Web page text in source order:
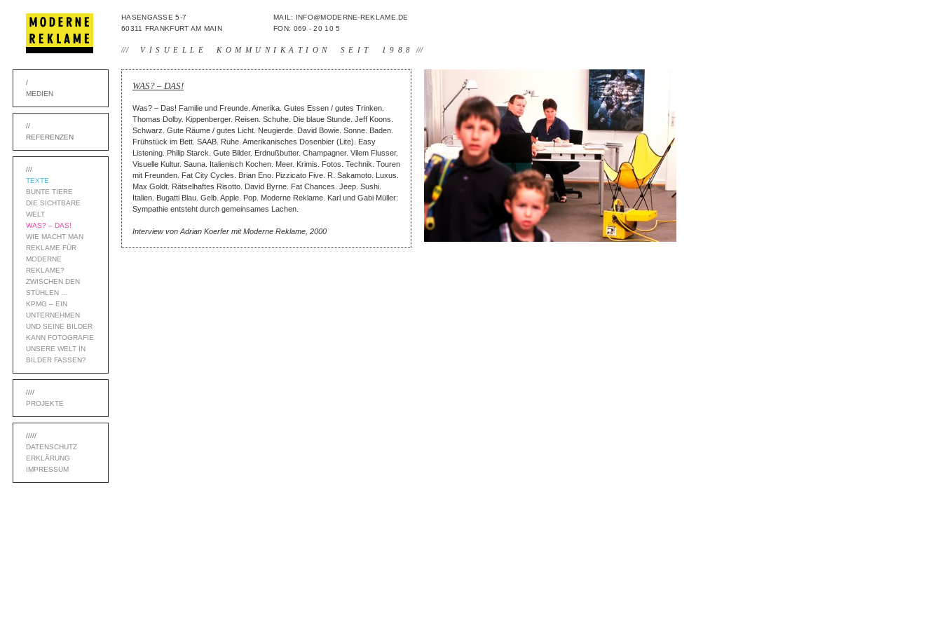
HASENGASSE 5-7
60311 FRANKFURT AM MAIN
MAIL: INFO@MODERNE-REKLAME.DE
FON: 069 - 20 10 5
/// VISUELLE KOMMUNIKATION SEIT 1988 ///
/
MEDIEN
//
REFERENZEN
///
TEXTE
BUNTE TIERE
DIE SICHTBARE
WELT
WAS? – DAS!
WIE MACHT MAN
REKLAME FÜR
MODERNE
REKLAME?
ZWISCHEN DEN
STÜHLEN …
KPMG – EIN
UNTERNEHMEN
UND SEINE BILDER
KANN FOTOGRAFIE
UNSERE WELT IN
BILDER FASSEN?
////
PROJEKTE
/////
DATENSCHUTZ
ERKLÄRUNG
IMPRESSUM
WAS? – DAS!
Was? – Das! Familie und Freunde. Amerika. Gutes Essen / gutes Trinken.
Thomas Dolby. Kippenberger. Reisen. Schuhe. Die blaue Stunde. Jeff Koons.
Schwarz. Gute Räume / gutes Licht. Neugierde. David Bowie. Sonne. Baden.
Frühstück im Bett. SAAB. Ruhe. Amerikanisches Dosenbier (Lite). Easy
Listening. Philip Starck. Gute Bilder. Erdnußbutter. Champagner. Vilem Flusser.
Visuelle Kultur. Sauna. Italienisch Kochen. Meer. Krimis. Fotos. Technik. Touren
mit Freunden. Fat City Cycles. Brian Eno. Pizzicato Five. R. Sakamoto. Luxus.
Max Goldt. Rätselhaftes Risotto. David Byrne. Fat Chances. Jeep. Sushi.
Italien. Bugatti Blau. Gelb. Apple. Pop. Moderne Reklame. Karl und Gabi Müller:
Sympathie entsteht durch gemeinsames Lachen.
Interview von Adrian Koerfer mit Moderne Reklame, 2000